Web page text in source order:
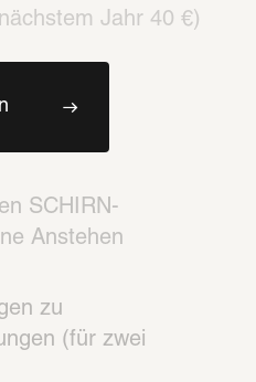
Jahr 40 €)
SCHIRN-
Anstehen
zu
(für zwei